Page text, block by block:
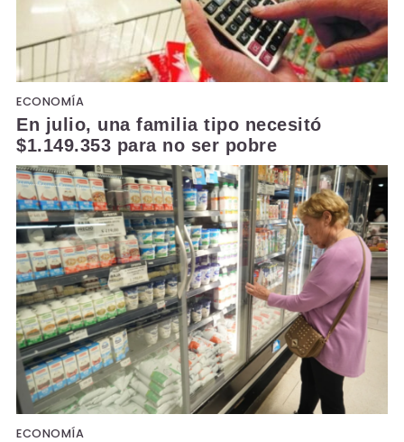
ECONOMÍA
En julio, una familia tipo necesitó
$1.149.353 para no ser pobre
ECONOMÍA